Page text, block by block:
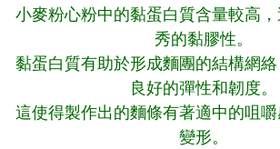
小麥粉心粉中的黏蛋白質含量較高
秀的黏膠性。
黏蛋白質有助於形成麵團的結構網
良好的彈性和韌度。
這使得製作出的麵條有著適中的咀
變形。